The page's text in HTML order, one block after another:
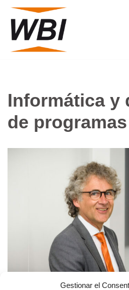
Gestionar el
Saltar
al
contenido
Informática y
de programas